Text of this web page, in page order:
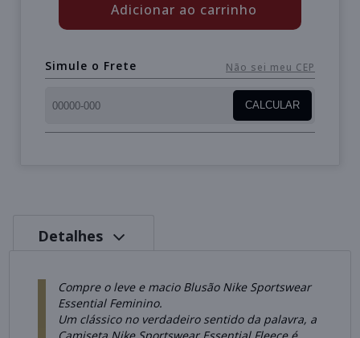
Adicionar ao carrinho
Simule o Frete Não sei meu CEP
CALCULAR
Detalhes
Compre o leve e macio Blusão Nike Sportswear
Essential Feminino.
Um clássico no verdadeiro sentido da palavra, a